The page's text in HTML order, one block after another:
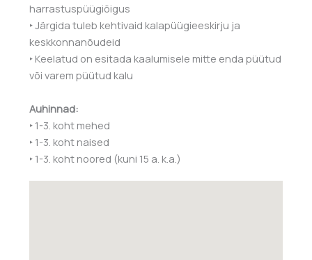
harrastuspüügiõigus
‣ Järgida tuleb kehtivaid kalapüügieeskirju ja
keskkonnanõudeid
‣ Keelatud on esitada kaalumisele mitte enda püütud
või varem püütud kalu
Auhinnad:
‣ 1-3. koht mehed
‣ 1-3. koht naised
‣ 1-3. koht noored (kuni 15 a. k.a.)